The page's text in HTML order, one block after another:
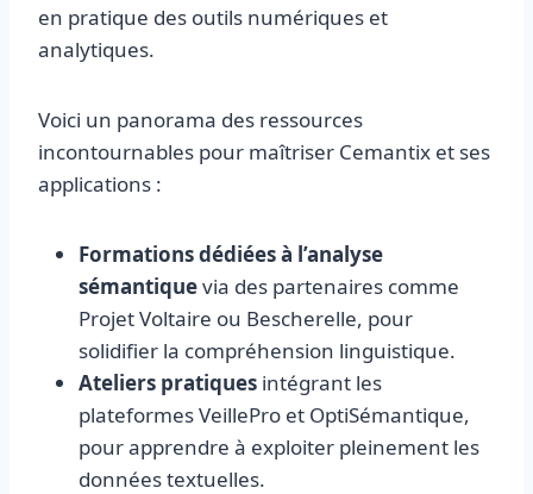
en pratique des outils numériques et
analytiques.
Voici un panorama des ressources
incontournables pour maîtriser Cemantix et ses
applications :
Formations dédiées à l’analyse
sémantiquevia des partenaires comme
Projet Voltaire ou Bescherelle, pour
solidifier la compréhension linguistique.
Ateliers pratiques intégrant les
plateformes VeillePro et OptiSémantique,
pour apprendre à exploiter pleinement les
données textuelles.